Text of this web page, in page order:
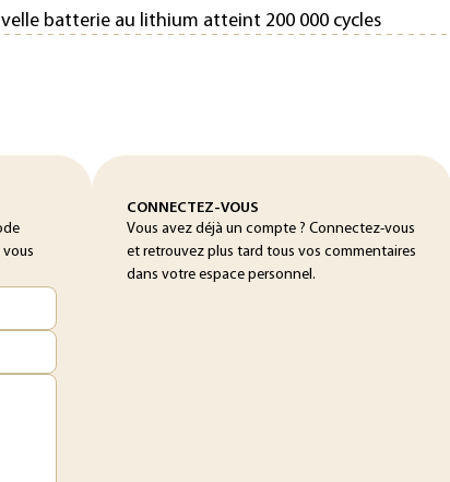
batterie au lithium atteint 200 000 cycles
CONNECTEZ-VOUS
Vous avez déjà un compte ? Connectez-vous
et retrouvez plus tard tous vos commentaires
dans votre espace personnel.